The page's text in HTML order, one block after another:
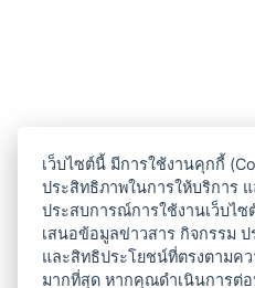
เว็บไซต์นี้ มีการใช้งานคุกกี้
ประสิทธิภาพในการให้บริการ
ประสบการณ์การใช้งานเว็บไซ
เสนอข้อมูลข่าวสาร กิจกรรม
และสิทธิประโยชน์ที่ตรงตามค
มากที่สุด หากคุณดำเนินการต่